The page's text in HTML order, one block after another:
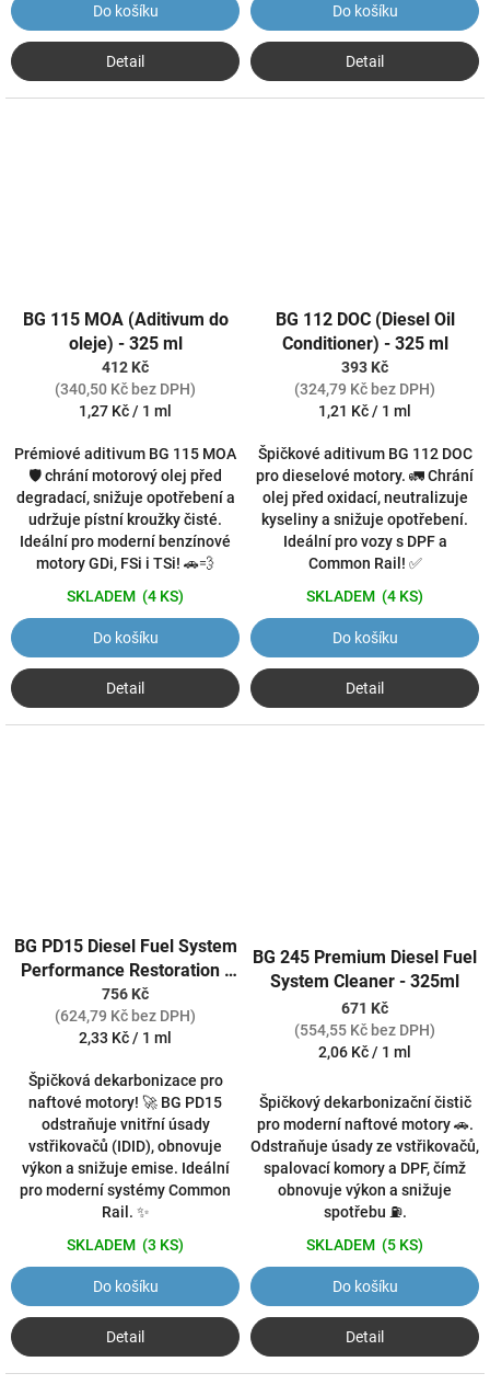
Do košíku
Detail
Do košíku
Detail
BG 115 MOA (Aditivum do
oleje) - 325 ml
412 Kč
(340,50 Kč bez DPH)
Měrná
1,27 Kč / 1 ml
Prémiové aditivum BG 115 MOA
🛡️ chrání motorový olej před
degradací, snižuje opotřebení a
udržuje pístní kroužky čisté.
Ideální pro moderní benzínové
motory GDi, FSi i TSi! 🚗💨
SKLADEM (4 KS)
Do košíku
Detail
BG 112 DOC (Diesel Oil
Conditioner) - 325 ml
393 Kč
(324,79 Kč bez DPH)
Měrná
1,21 Kč / 1 ml
Špičkové aditivum BG 112 DOC
pro dieselové motory. 🚛 Chrání
olej před oxidací, neutralizuje
kyseliny a snižuje opotřebení.
Ideální pro vozy s DPF a
Common Rail! ✅
SKLADEM (4 KS)
Do košíku
Detail
BG PD15 Diesel Fuel System
Performance Restoration -
325 ml
756 Kč
(624,79 Kč bez DPH)
Měrná
2,33 Kč / 1 ml
Špičková dekarbonizace pro
naftové motory! 🚀 BG PD15
odstraňuje vnitřní úsady
vstřikovačů (IDID), obnovuje
výkon a snižuje emise. Ideální
pro moderní systémy Common
Rail. ✨
SKLADEM (3 KS)
Do košíku
Detail
BG 245 Premium Diesel Fuel
System Cleaner - 325ml
671 Kč
(554,55 Kč bez DPH)
Měrná
2,06 Kč / 1 ml
Špičkový dekarbonizační čistič
pro moderní naftové motory 🚗.
Odstraňuje úsady ze vstřikovačů,
spalovací komory a DPF, čímž
obnovuje výkon a snižuje
spotřebu ⛽.
SKLADEM (5 KS)
Do košíku
Detail